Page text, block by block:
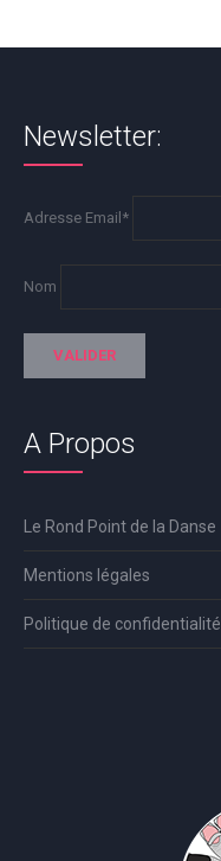
Newsletter:
Adresse Email*
Nom
A Propos
Le Rond Point de la Danse
Mentions légales
Politique de confidentialité